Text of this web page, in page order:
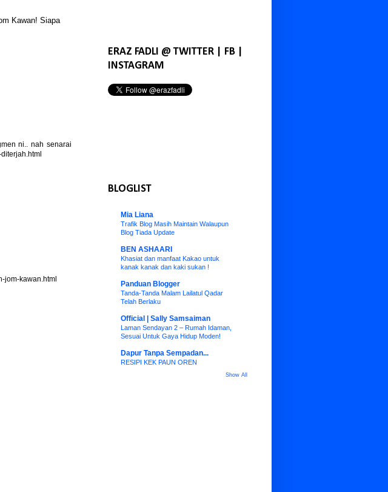
Kawan! Siapa
ni.. nah senarai
jom-kawan.html
ERAZ FADLI @ TWITTER | FB |
INSTAGRAM
BLOGLIST
Mia Liana
Trafik Blog Masih Maintain Walaupun
Blog Tiada Update
BEN ASHAARI
Khasiat dan manfaat Kakao untuk
kanak kanak dan kaki sukan !
Panduan Blogger
Tanda-Tanda Malam Lailatul Qadar
Telah Berlaku
Official | Sally Samsaiman
Laman Sendayan 2 – Rumah Idaman,
Sesuai Untuk Gaya Hidup Moden!
Dapur Tanpa Sempadan...
RESIPI KEK PAUN OREN
Show All